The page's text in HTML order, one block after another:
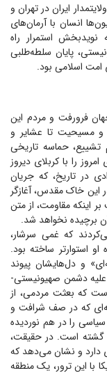
ایران در تهران و
انسان با آرمان‌های
نویدبخش استمرار راه
پایان سلطه‌طلبی
امت اسلامی بود.
فرورفت و مردم این
و مسیحیت تا عشایر و
تشییع، حماسه تاریخی
را با کربلای دیروز
در تاریخ، که جریان
خاک مقدس، آغازگر
بر اینکه مقاومت، از متن
برچیده نخواهد شد.
که غمی سرشار،
استوارتر ساخته بود.
و دل‌هایشان پیوند
دشمن صهیونیستی-
که بعثت مردمی، از
که در صف شرافت و
را در هم نوردیده
گشته است. در حقیقت،
دارد و نشان می‌دهد که
با این ترور، یک منطقه